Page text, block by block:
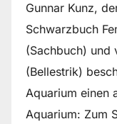
Gunnar Kunz,
Schwarzbuch
(Sachbuch) und
(Bellestrik)
Aquarium einen
Aquarium: Zum